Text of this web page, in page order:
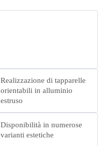
Realizzazione di tapparelle
orientabili in alluminio
estruso
Disponibilità in numerose
varianti estetiche